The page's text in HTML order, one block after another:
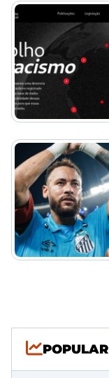
POPULAR